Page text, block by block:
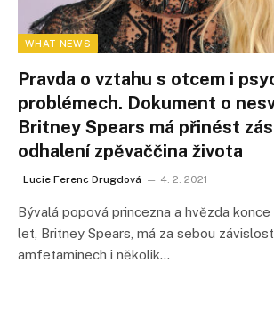
WHAT NEWS
Pravda o vztahu s otcem i
problémech. Dokument o
Britney Spears má přinést
odhalení zpěvaččina života
Lucie Ferenc Drugdová 4. 2. 2021
Bývalá popová princezna a hvězda
let, Britney Spears, má za sebou
amfetaminech i několik…